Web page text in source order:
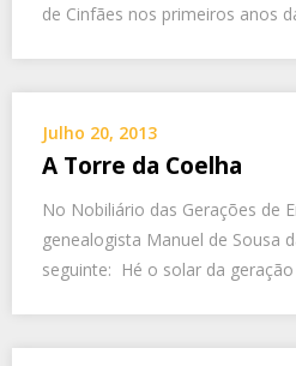
de Cinfães nos primeiros anos
Julho 20, 2013
A Torre da Coelha
No Nobiliário das Gerações de
genealogista Manuel de Sousa
seguinte: Hé o solar da